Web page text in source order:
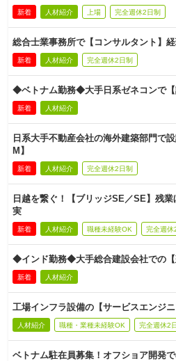
新着 人材紹介 上場 完全週休2日制
総合士業事務所で【コンサルタント】
新着 人材紹介 完全週休2日制
◆ベトナム勤務◆大手日系ゼネコンで【
新着 人材紹介
日系大手不動産会社の海外建築部門で
M】
新着 人材紹介 完全週休2日制
日越を繋ぐ！【ブリッジSE／SE】残
実
新着 人材紹介 職種未経験OK 完全週休
◆インド勤務◆大手総合建設会社での
新着 人材紹介
工場インフラ設備の【サービスエンジ
人材紹介 職種・業種未経験OK 完全週休2
ベトナム駐在員募集！オフショア開発